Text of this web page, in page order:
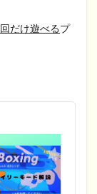
だけ遊べるプ